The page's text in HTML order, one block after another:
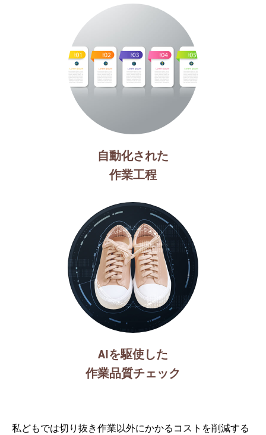
自動化された
作業工程
AIを駆使した
作業品質チェック
私どもでは切り抜き作業以外にかかるコストを削減する